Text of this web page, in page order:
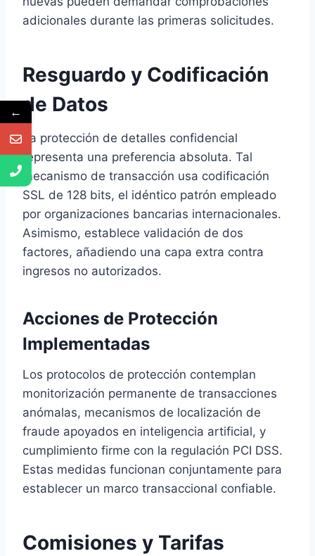
adicionales durante las primeras solicitudes.
Resguardo y Codificación
de Datos
La protección de detalles confidencial
representa una preferencia absoluta. Tal
mecanismo de transacción usa codificación
SSL de 128 bits, el idéntico patrón empleado
por organizaciones bancarias internacionales.
Asimismo, establece validación de dos
factores, añadiendo una capa extra contra
ingresos no autorizados.
Acciones de Protección
Implementadas
Los protocolos de protección contemplan
monitorización permanente de transacciones
anómalas, mecanismos de localización de
fraude apoyados en inteligencia artificial, y
cumplimiento firme con la regulación PCI DSS.
Estas medidas funcionan conjuntamente para
establecer un marco transaccional confiable.
Comisiones y Tarifas
←